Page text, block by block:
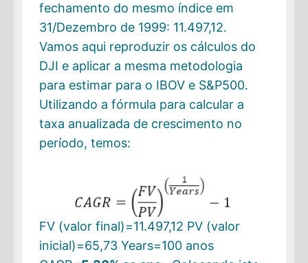
fechamento do mesmo índice em
31/Dezembro de 1999: 11.497,12.
Vamos aqui reproduzir os cálculos do
DJI e aplicar a mesma metodologia
para estimar para o IBOV e S&P500.
Utilizando a fórmula para calcular a
taxa anualizada de crescimento no
período, temos:
FV (valor final)=11.497,12 PV (valor
inicial)=65,73 Years=100 anos